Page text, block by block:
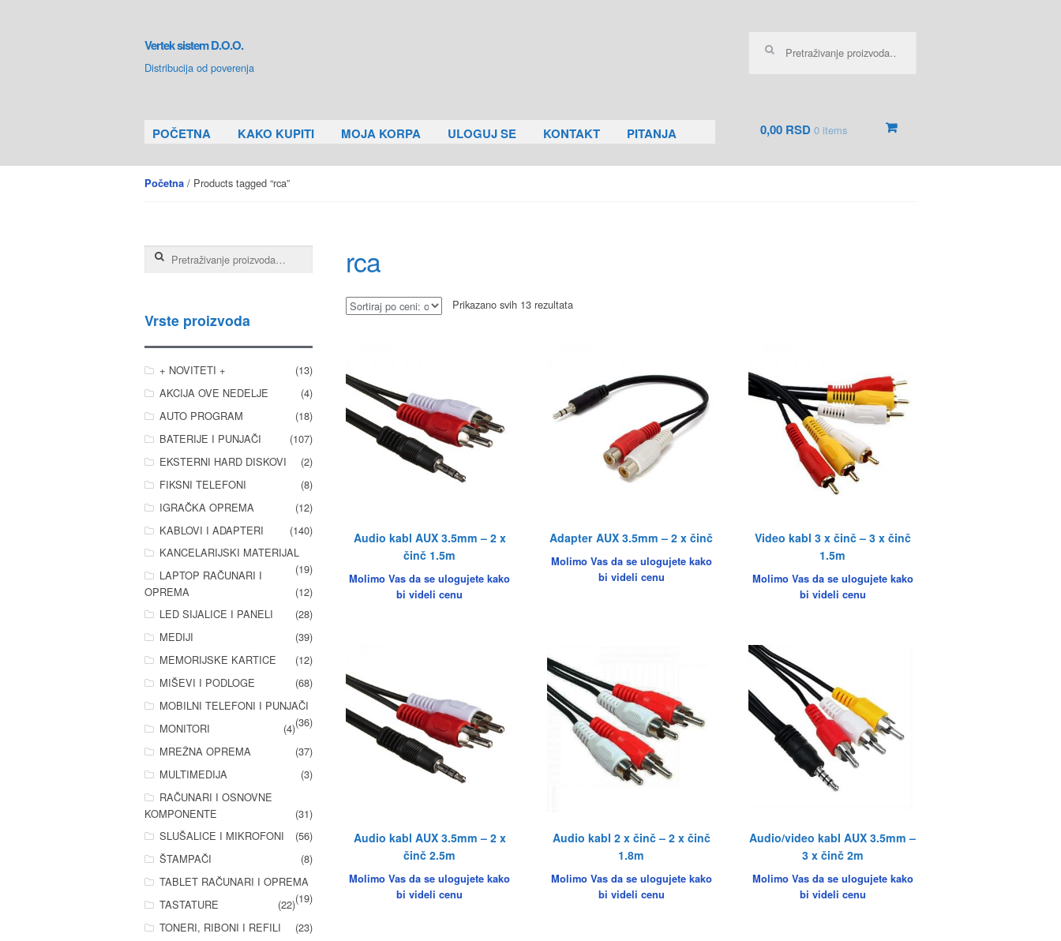
Skip to navigation
Skip to content
Vertek sistem D.O.O.
Distribucija od poverenja
POČETNA KAKO KUPITI MOJA KORPA ULOGUJ SE KONTAKT PITANJA 0,00 RSD0 items
Početna / Products tagged “rca”
rca
Prikazano svih 13 rezultata
Audio kabl AUX 3.5mm – 2 x
činč 1.5m
Molimo Vas da se ulogujete kako
bi videli cenu
Adapter AUX 3.5mm – 2 x činč
Molimo Vas da se ulogujete kako
bi videli cenu
Video kabl 3 x činč – 3 x činč
1.5m
Molimo Vas da se ulogujete kako
bi videli cenu
Audio kabl AUX 3.5mm – 2 x
činč 2.5m
Molimo Vas da se ulogujete kako
bi videli cenu
Audio kabl 2 x činč – 2 x činč
1.8m
Molimo Vas da se ulogujete kako
bi videli cenu
Audio/video kabl AUX 3.5mm –
3 x činč 2m
Molimo Vas da se ulogujete kako
bi videli cenu
Pretraga za:
Vrste proizvoda
+ NOVITETI +
(13)
AKCIJA OVE NEDELJE
(4)
AUTO PROGRAM
(18)
BATERIJE I PUNJAČI
(107)
EKSTERNI HARD DISKOVI
(2)
FIKSNI TELEFONI
(8)
IGRAČKA OPREMA
(12)
KABLOVI I ADAPTERI
(140)
KANCELARIJSKI MATERIJAL
(19)
LAPTOP RAČUNARI I
OPREMA
(12)
LED SIJALICE I PANELI
(28)
MEDIJI
(39)
MEMORIJSKE KARTICE
(12)
MIŠEVI I PODLOGE
(68)
MOBILNI TELEFONI I PUNJAČI
(36)
MONITORI
(4)
MREŽNA OPREMA
(37)
MULTIMEDIJA
(3)
RAČUNARI I OSNOVNE
KOMPONENTE
(31)
SLUŠALICE I MIKROFONI
(56)
ŠTAMPAČI
(8)
TABLET RAČUNARI I OPREMA
(19)
TASTATURE
(22)
TONERI, RIBONI I REFILI
(23)